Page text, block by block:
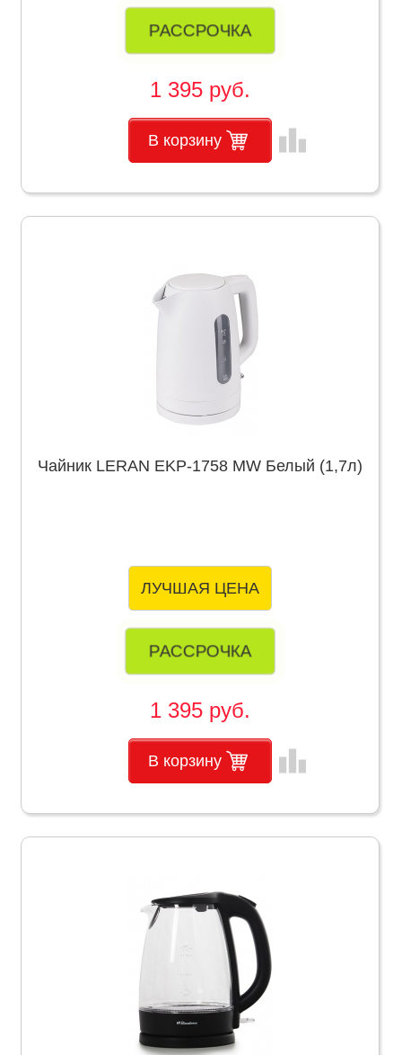
РАССРОЧКА
1 395 руб.
В корзину leaderboard
Чайник LERAN EKP-1758 MW Белый (1,7л)
ЛУЧШАЯ ЦЕНА
РАССРОЧКА
1 395 руб.
В корзину leaderboard